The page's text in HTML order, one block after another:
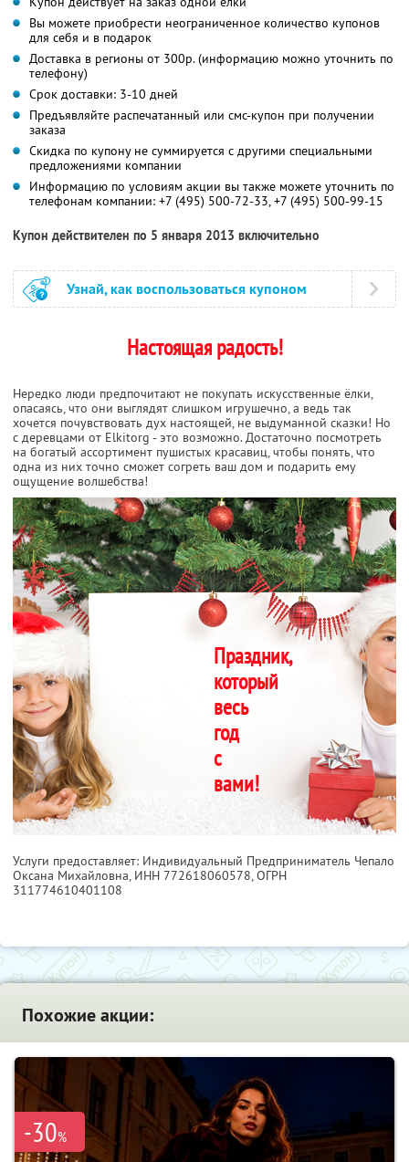
Вы можете приобрести неограниченное количество купонов
для себя и в подарок
Доставка в регионы от 300р. (информацию можно уточнить по
телефону)
Срок доставки: 3-10 дней
Предъявляйте распечатанный или смс-купон при получении
заказа
Скидка по купону не суммируется с другими специальными
предложениями компании
Информацию по условиям акции вы также можете уточнить по
телефонам компании: +7 (495) 500-72-33, +7 (495) 500-99-15
Купон действителен по 5 января 2013 включительно
Узнай, как воспользоваться купоном
Настоящая радость!
Нередко люди предпочитают не покупать искусственные ёлки,
опасаясь, что они выглядят слишком игрушечно, а ведь так
хочется почувствовать дух настоящей, не выдуманной сказки! Но
с деревцами от Elkitorg - это возможно. Достаточно посмотреть
на богатый ассортимент пушистых красавиц, чтобы понять, что
одна из них точно сможет согреть ваш дом и подарить ему
ощущение волшебства!
Праздник,
который
весь
год
с
вами!
Услуги предоставляет: Индивидуальный Предприниматель Чепало
Оксана Михайловна, ИНН 772618060578, ОГРН
311774610401108
Похожие акции:
-30%